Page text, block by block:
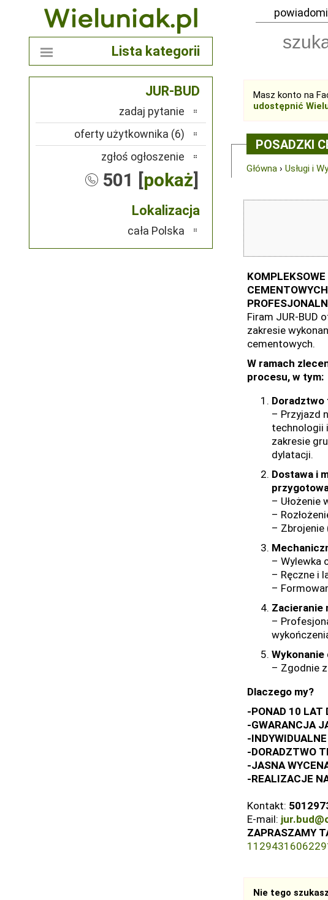
Masz konto na
udostępnić
POSADZKI
Główna › Usługi i
Firam JUR-BUD
zakresie
cementowych.
W ramach
procesu, w tym:
Doradztwo
– Przyjazd
technologii
zakresie
dylatacji.
Dostawa i
– Ułożenie
–
– Zbrojenie
– Wylewka
– Ręczne i
–
Zacieranie
–
– Zgodnie
Dlaczego my?
-PONAD 10 LAT
-GWARANCJA
-
-DORADZTWO
-JASNA
-REALIZACJE
Kontakt:
E-mail:
ZAPRASZAMY
Nie tego
Lista kategorii
JUR-BUD
zadaj pytanie
oferty użytkownika (6)
zgłoś ogłoszenie
501 [pokaż]
Lokalizacja
cała Polska